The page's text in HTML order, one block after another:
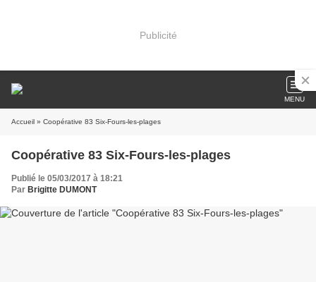
Publicité
MENU
Accueil » Coopérative 83 Six-Fours-les-plages
Coopérative 83 Six-Fours-les-plages
Publié le 05/03/2017 à 18:21
Par Brigitte DUMONT